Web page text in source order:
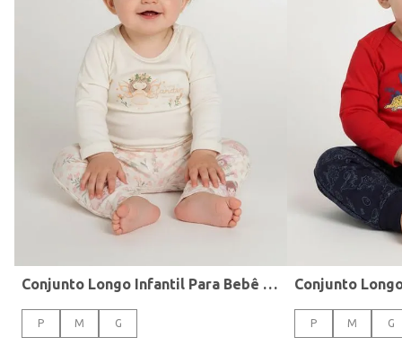
Vestidos
Blusas E Camisetas
Blusões E Suéteres
Bermudas E Shorts
Conjunto Longo Infantil Para Bebê - NATURAL
P M G P M G